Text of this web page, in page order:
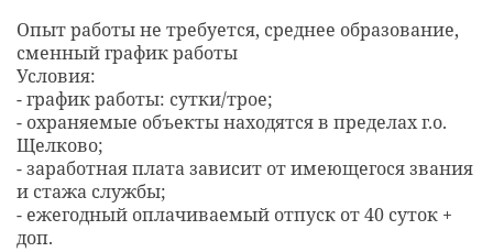
Опыт работы не требуется, среднее образование,
сменный график работы
Условия:
- график работы: сутки/трое;
- охраняемые объекты находятся в пределах г.о.
Щелково;
- заработная плата зависит от имеющегося звания
и стажа службы;
- ежегодный оплачиваемый отпуск от 40 суток +
доп.